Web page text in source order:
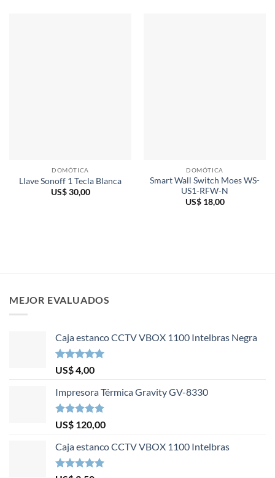
DOMÓTICA
Llave Sonoff 1 Tecla Blanca
US$30,00
DOMÓTICA
Smart Wall Switch Moes WS-
US1-RFW-N
US$18,00
MEJOR EVALUADOS
Caja estanco CCTV VBOX 1100 Intelbras Negra
Valorado en
5.00
de 5
US$4,00
Impresora Térmica Gravity GV-8330
Valorado en
5.00
de 5
US$ 120,00
Caja estanco CCTV VBOX 1100 Intelbras